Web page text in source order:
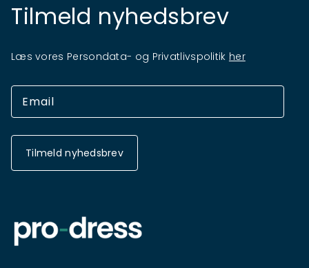
Tilmeld nyhedsbrev
Læs vores Persondata- og Privatlivspolitik her
Tilmeld nyhedsbrev